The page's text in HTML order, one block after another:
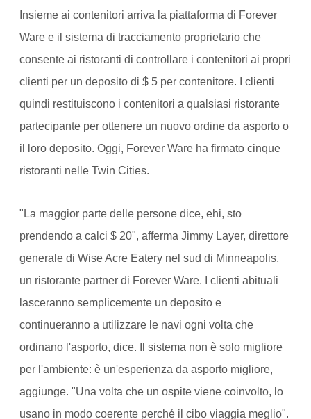
Insieme ai contenitori arriva la piattaforma di Forever
Ware e il sistema di tracciamento proprietario che
consente ai ristoranti di controllare i contenitori ai propri
clienti per un deposito di $ 5 per contenitore. I clienti
quindi restituiscono i contenitori a qualsiasi ristorante
partecipante per ottenere un nuovo ordine da asporto o
il loro deposito. Oggi, Forever Ware ha firmato cinque
ristoranti nelle Twin Cities.
"La maggior parte delle persone dice, ehi, sto
prendendo a calci $ 20", afferma Jimmy Layer, direttore
generale di Wise Acre Eatery nel sud di Minneapolis,
un ristorante partner di Forever Ware. I clienti abituali
lasceranno semplicemente un deposito e
continueranno a utilizzare le navi ogni volta che
ordinano l'asporto, dice. Il sistema non è solo migliore
per l'ambiente: è un'esperienza da asporto migliore,
aggiunge. "Una volta che un ospite viene coinvolto, lo
usano in modo coerente perché il cibo viaggia meglio".